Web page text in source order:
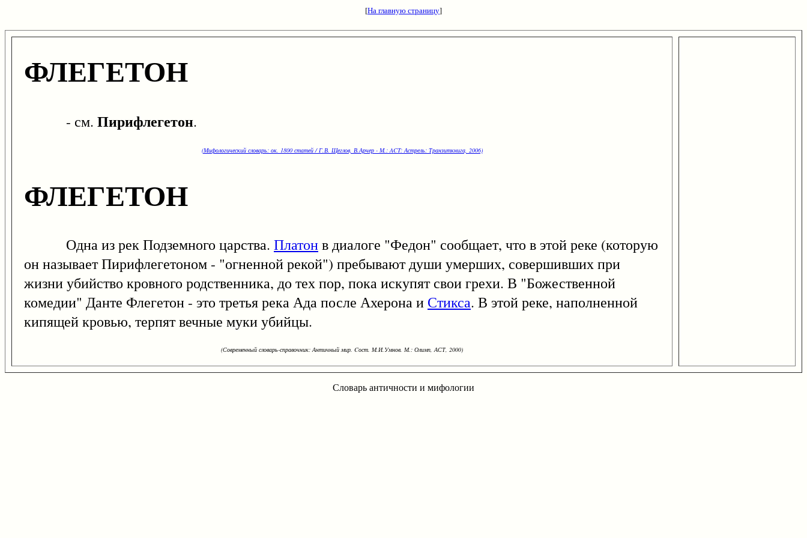
[На главную страницу]
ФЛЕГЕТОН
- см. Пирифлегетон.
(Мифологический словарь: ок. 1800 статей / Г.В. Щеглов, В.Арчер - М.: ACT: Астрель: Транзиткнига, 2006)
ФЛЕГЕТОН
Одна из рек Подземного царства. Платонв диалоге "Федон" сообщает, что в этой реке (которую
он называет Пирифлегетоном - "огненной рекой") пребывают души умерших, совершивших при
жизни убийство кровного родственника, до тех пор, пока искупят свои грехи. В "Божественной
комедии" Данте Флегетон - это третья река Ада после Ахерона и Стикса. В этой реке, наполненной
кипящей кровью, терпят вечные муки убийцы.
(Современный словарь-справочник: Античный мир. Cост. М.И.Умнов. М.: Олимп, АСТ, 2000)
Словарь античности и мифологии